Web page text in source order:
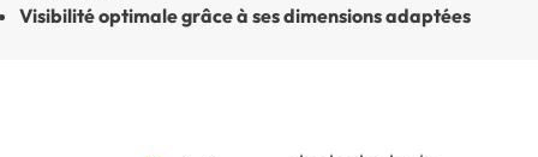
Visibilité optimale grâce à ses dimensions adaptées